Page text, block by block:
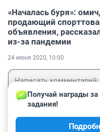
«Началась буря»: омич,
продающий
объявления,
из-за пандемии
24 июня 2020, 10:00
Получай награды
задания!